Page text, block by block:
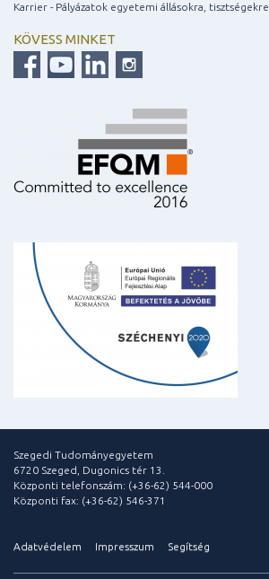
Karrier - Pályázatok egyetemi állásokra, tisztségekre
KÖVESS MINKET
Szegedi Tudományegyetem
6720 Szeged, Dugonics tér 13.
Központi telefonszám: (+36-62) 544-000
Központi fax: (+36-62) 546-371
Adatvédelem Impresszum Segítség